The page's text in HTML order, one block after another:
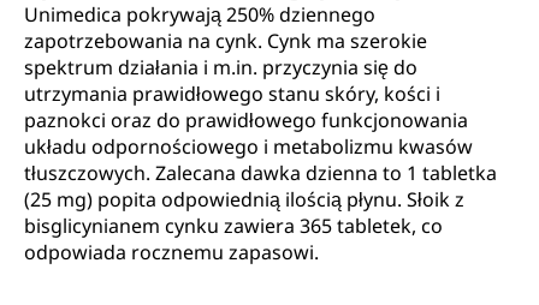
Unimedica pokrywają 250% dziennego
zapotrzebowania na cynk. Cynk ma szerokie
spektrum działania i m.in. przyczynia się do
utrzymania prawidłowego stanu skóry, kości i
paznokci oraz do prawidłowego funkcjonowania
układu odpornościowego i metabolizmu kwasów
tłuszczowych. Zalecana dawka dzienna to 1 tabletka
(25 mg) popita odpowiednią ilością płynu. Słoik z
bisglicynianem cynku zawiera 365 tabletek, co
odpowiada rocznemu zapasowi.